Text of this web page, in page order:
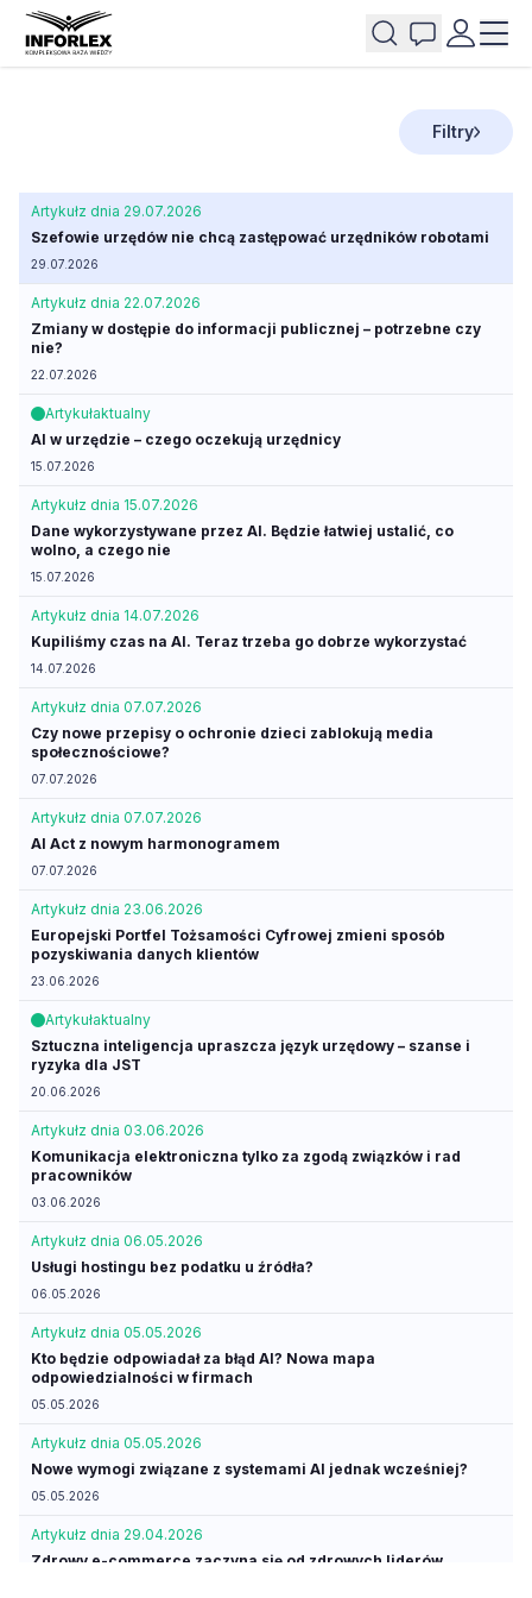
Filtry
Artykułz dnia 29.07.2026
Szefowie urzędów nie chcą zastępować urzędników robotami
29.07.2026
Artykułz dnia 22.07.2026
Zmiany w dostępie do informacji publicznej – potrzebne czy
nie?
22.07.2026
Artykułaktualny
AI w urzędzie – czego oczekują urzędnicy
15.07.2026
Artykułz dnia 15.07.2026
Dane wykorzystywane przez AI. Będzie łatwiej ustalić, co
wolno, a czego nie
15.07.2026
Artykułz dnia 14.07.2026
Kupiliśmy czas na AI. Teraz trzeba go dobrze wykorzystać
14.07.2026
Artykułz dnia 07.07.2026
Czy nowe przepisy o ochronie dzieci zablokują media
społecznościowe?
07.07.2026
Artykułz dnia 07.07.2026
AI Act z nowym harmonogramem
07.07.2026
Artykułz dnia 23.06.2026
Europejski Portfel Tożsamości Cyfrowej zmieni sposób
pozyskiwania danych klientów
23.06.2026
Artykułaktualny
Sztuczna inteligencja upraszcza język urzędowy – szanse i
ryzyka dla JST
20.06.2026
Artykułz dnia 03.06.2026
Komunikacja elektroniczna tylko za zgodą związków i rad
pracowników
03.06.2026
Artykułz dnia 06.05.2026
Usługi hostingu bez podatku u źródła?
06.05.2026
Artykułz dnia 05.05.2026
Kto będzie odpowiadał za błąd AI? Nowa mapa
odpowiedzialności w firmach
05.05.2026
Artykułz dnia 05.05.2026
Nowe wymogi związane z systemami AI jednak wcześniej?
05.05.2026
Artykułz dnia 29.04.2026
Zdrowy e-commerce zaczyna się od zdrowych liderów